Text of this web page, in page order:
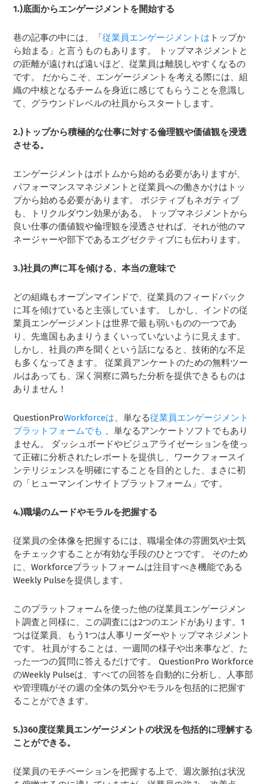
1.)底面からエンゲージメントを開始する
巷の記事の中には、「従業員エンゲージメントは トップか
ら始まる」と言うものもあります。 トップマネジメントと
の距離が遠ければ遠いほど、従業員は離脱しやすくなるの
です。 だからこそ、エンゲージメントを考える際には、組
織の中核となるチームを身近に感じてもらうことを意識し
て、グラウンドレベルの社員からスタートします。
2.)トップから積極的な仕事に対する倫理観や価値観を浸透
させる。
エンゲージメントはボトムから始める必要がありますが、
パフォーマンスマネジメントと従業員への働きかけはトッ
プから始める必要があります。 ポジティブもネガティブ
も、トリクルダウン効果がある。 トップマネジメントから
良い仕事の価値観や倫理観を浸透させれば、それが他のマ
ネージャーや部下であるエグゼクティブにも伝わります。
3.)社員の声に耳を傾ける、本当の意味で
どの組織もオープンマインドで、従業員のフィードバック
に耳を傾けていると主張しています。 しかし、インドの従
業員エンゲージメントは世界で最も弱いものの一つであ
り、先進国もあまりうまくいっていないように見えます。
しかし、社員の声を聞くという話になると、技術的な不足
も多くなってきます。 従業員アンケートのための無料ツー
ルはあっても、深く洞察に満ちた分析を提供できるものは
ありません！
QuestionProWorkforceは、単なる従業員エンゲージメント
プラットフォームでも 、単なるアンケートソフトでもあり
ません。 ダッシュボードやビジュアライゼーションを使っ
て正確に分析されたレポートを提供し、ワークフォースイ
ンテリジェンスを明確にすることを目的とした、まさに初
の「ヒューマンインサイトプラットフォーム」です。
4.)職場のムードやモラルを把握する
従業員の全体像を把握するには、職場全体の雰囲気や士気
をチェックすることが有効な手段のひとつです。 そのため
に、Workforceプラットフォームは注目すべき機能である
Weekly Pulseを提供します。
このプラットフォームを使った他の従業員エンゲージメン
ト調査と同様に、この調査には2つのエンドがあります。1
つは従業員、もう1つは人事リーダーやトップマネジメント
です。 社員がすることは、一週間の様子や出来事など、た
った一つの質問に答えるだけです。 QuestionPro Workforce
のWeekly Pulseは、すべての回答を自動的に分析し、人事部
や管理職がその週の全体の気分やモラルを包括的に把握す
ることができます。
5.)360度従業員エンゲージメントの状況を包括的に理解する
ことができる。
従業員のモチベーションを把握する上で、週次脈拍は状況